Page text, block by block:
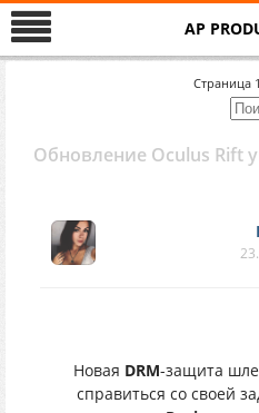
AP
Страница 1
Обновление Oculus Rift
Новая DRM-защита
справиться со своей